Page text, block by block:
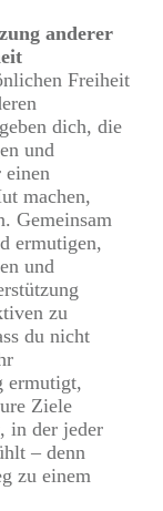
anderer
Freiheit
dich, die
und
einen
machen,
Gemeinsam
ermutigen,
und
zu
du nicht
ermutigt,
Ziele
in der jeder
– denn
zu einem